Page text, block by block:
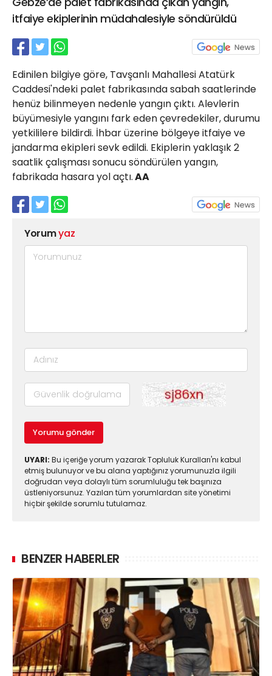
itfaiye ekiplerinin müdahalesiyle söndürüldü
Edinilen bilgiye göre, Tavşanlı Mahallesi Atatürk
Caddesi'ndeki palet fabrikasında sabah saatlerinde
henüz bilinmeyen nedenle yangın çıktı. Alevlerin
büyümesiyle yangını fark eden çevredekiler, durumu
yetkililere bildirdi. İhbar üzerine bölgeye itfaiye ve
jandarma ekipleri sevk edildi. Ekiplerin yaklaşık 2
saatlik çalışması sonucu söndürülen yangın,
fabrikada hasara yol açtı.AA
Yorumyaz
Yorumu gönder
UYARI: Bu içeriğe yorum yazarak Topluluk Kuralları'nı kabul
etmiş bulunuyor ve bu alana yaptığınız yorumunuzla ilgili
doğrudan veya dolaylı tüm sorumluluğu tek başınıza
üstleniyorsunuz. Yazılan tüm yorumlardan site yönetimi
hiçbir şekilde sorumlu tutulamaz.
BENZER HABERLER
21 Gölcük
02624132333
haber@golcukpostasi.com